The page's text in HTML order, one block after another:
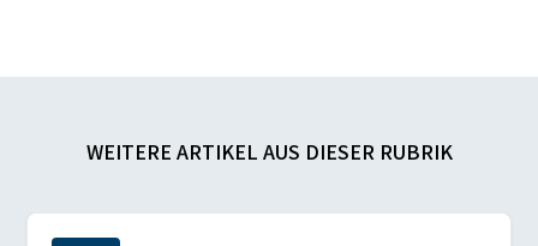
WEITERE ARTIKEL AUS DIESER RUBRIK